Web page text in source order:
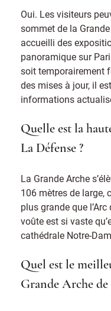
Oui. Les visiteurs
sommet de la
accueilli des
panoramique sur
soit temporairement
des mises à jour, il
informations
Quelle est la
La Défense ?
La Grande Arche
106 mètres de large,
plus grande que
voûte est si vaste
cathédrale Notre-
Quel est le
Grande Arche de